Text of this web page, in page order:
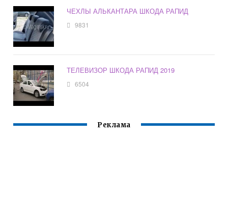
ЧЕХЛЫ АЛЬКАНТАРА ШКОДА РАПИД
9831
ТЕЛЕВИЗОР ШКОДА РАПИД 2019
6504
Реклама